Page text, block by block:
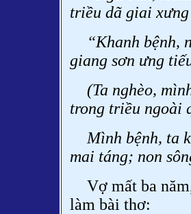
triều dã giai
“Khanh bệnh,
giang sơn ưng
(Ta nghèo,
trong triều ngoài
Mình bệnh, ta
mai táng; non
Vợ mất ba
làm bài thơ: